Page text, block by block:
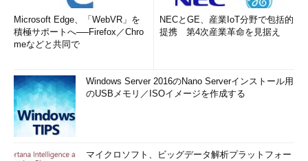
「 Tech TIPS
Microsoft Edge、「WebVR」を
積極サポートへ──Firefox／Chro
meなどと共同で
NECとGE、産業IoT分野で包括的
提携 第4次産業革命を見据え
Windows Server 2016のNano Serverインストール用
のUSBメモリ／ISOイメージを作成する
マイクロソフト、ビッグデータ解析プラットフォー